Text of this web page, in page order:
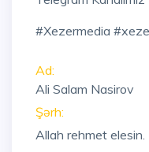
#xezermedia
Ad:
Ali Salam Nasirov
Şərh:
Allah rehmet elesin.